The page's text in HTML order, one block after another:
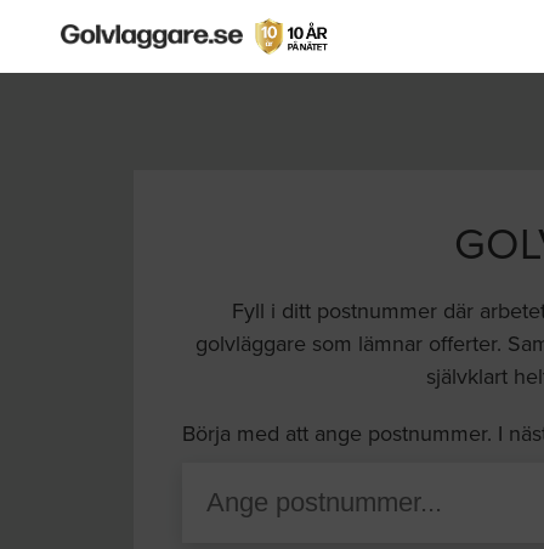
Fyll i ditt postnummer där
golvläggare som lämnar offerter.
självklart
Börja med att ange postnummer. I